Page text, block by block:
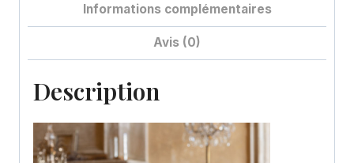
Informations complémentaires
Avis (0)
Description